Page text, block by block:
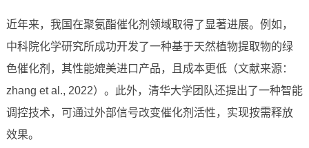
近年来，我国在聚氨酯催化剂领域取得了显著进展。例如，
中科院化学研究所成功开发了一种基于天然植物提取物的绿
色催化剂，其性能媲美进口产品，且成本更低（文献来源：
zhang et al., 2022）。此外，清华大学团队还提出了一种智能
调控技术，可通过外部信号改变催化剂活性，实现按需释放
效果。